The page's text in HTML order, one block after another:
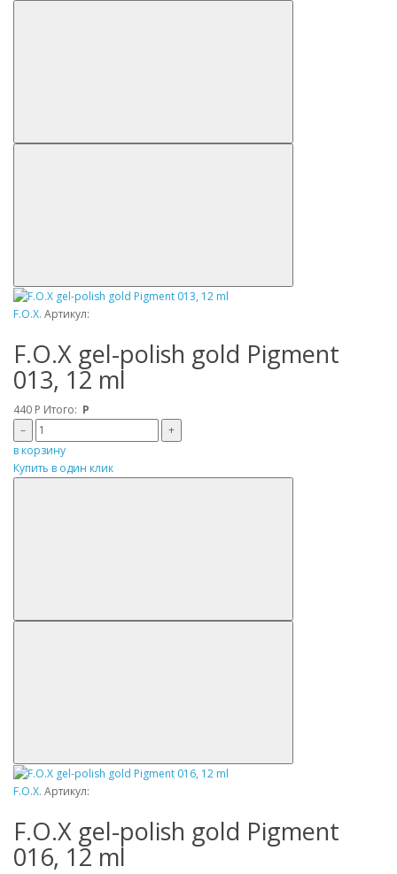
F.O.X. Артикул:
F.O.X gel-polish gold Pigment
013, 12 ml
440 Р Итого: Р
–
+
в корзину
Купить в один клик
F.O.X. Артикул:
F.O.X gel-polish gold Pigment
016, 12 ml